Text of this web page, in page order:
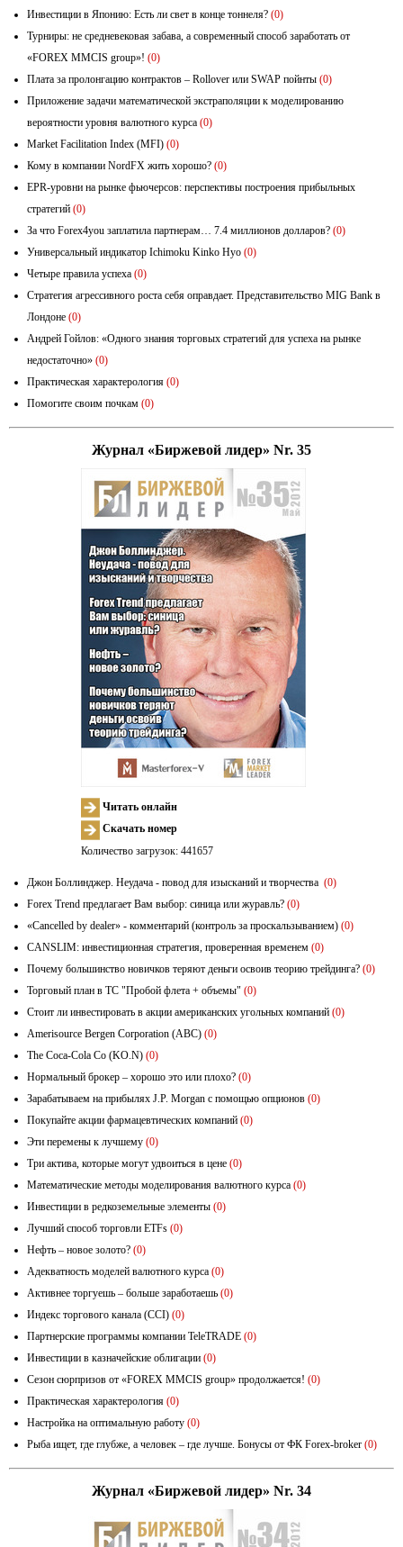
Инвестиции в Японию: Есть ли свет в конце тоннеля? (0)
Турниры: не средневековая забава, а современный способ заработать от
«FOREX MMCIS group»! (0)
Плата за пролонгацию контрактов – Rollover или SWAP пойнты (0)
Приложение задачи математической экстраполяции к моделированию
вероятности уровня валютного курса (0)
Market Facilitation Index (MFI) (0)
Кому в компании NordFX жить хорошо? (0)
EPR-уровни на рынке фьючерсов: перспективы построения прибыльных
стратегий (0)
За что Forex4you заплатила партнерам… 7.4 миллионов долларов? (0)
Универсальный индикатор Ichimoku Kinko Hyo (0)
Четыре правила успеха (0)
Стратегия агрессивного роста себя оправдает. Представительство MIG Bank в
Лондоне (0)
Андрей Гойлов: «Одного знания торговых стратегий для успеха на рынке
недостаточно» (0)
Практическая характерология (0)
Помогите своим почкам (0)
Журнал «Биржевой лидер» Nr. 35
Читать онлайн
Скачать номер
Количество загрузок: 441657
Джон Боллинджер. Неудача - повод для изысканий и творчества (0)
Forex Trend предлагает Вам выбор: синица или журавль? (0)
«Cancelled by dealer» - комментарий (контроль за проскальзыванием) (0)
CANSLIM: инвестиционная стратегия, проверенная временем (0)
Почему большинство новичков теряют деньги освоив теорию трейдинга? (0)
Торговый план в ТС "Пробой флета + объемы" (0)
Стоит ли инвестировать в акции американских угольных компаний (0)
Amerisource Bergen Corporation (ABC) (0)
The Coca-Cola Co (KO.N) (0)
Нормальный брокер – хорошо это или плохо? (0)
Зарабатываем на прибылях J.P. Morgan с помощью опционов (0)
Покупайте акции фармацевтических компаний (0)
Эти перемены к лучшему (0)
Три актива, которые могут удвоиться в цене (0)
Математические методы моделирования валютного курса (0)
Инвестиции в редкоземельные элементы (0)
Лучший способ торговли ETFs (0)
Нефть – новое золото? (0)
Адекватность моделей валютного курса (0)
Активнее торгуешь – больше заработаешь (0)
Индекс торгового канала (CCI) (0)
Партнерские программы компании TeleTRADE (0)
Инвестиции в казначейские облигации (0)
Сезон сюрпризов от «FOREX MMCIS group» продолжается! (0)
Практическая характерология (0)
Настройка на оптимальную работу (0)
Рыба ищет, где глубже, а человек – где лучше. Бонусы от ФК Forex-broker (0)
Журнал «Биржевой лидер» Nr. 34